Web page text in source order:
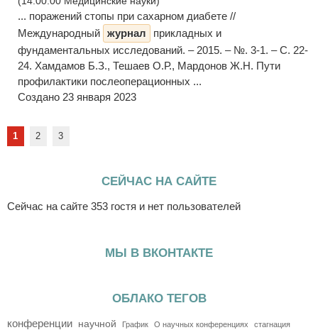
... поражений стопы при сахарном диабете //
Международный журнал
прикладных и
фундаментальных исследований. – 2015. – №. 3-1. – С. 22-
24. Хамдамов Б.З., Тешаев О.Р., Мардонов Ж.Н. Пути
профилактики послеоперационных ...
Создано 23 января 2023
1 2 3
СЕЙЧАС НА САЙТЕ
Сейчас на сайте 353 гостя и нет пользователей
МЫ В ВКОНТАКТЕ
ОБЛАКО ТЕГОВ
конференции научной График О научных конференциях
стагнация